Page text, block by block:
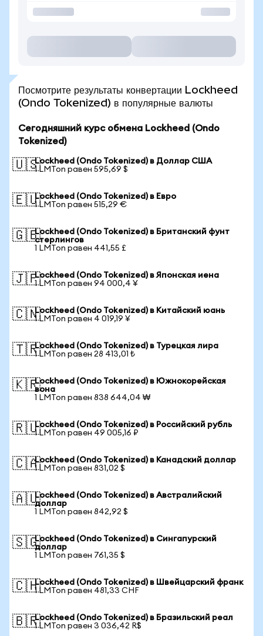
Посмотрите результаты конвертации Lockheed
(Ondo Tokenized) в популярные валюты
Сегодняшний курс обмена Lockheed (Ondo
Tokenized)
🇺🇸Lockheed (Ondo Tokenized) в Доллар США
1 LMTon равен 595,69 $
🇪🇺Lockheed (Ondo Tokenized) в Евро
1 LMTon равен 515,29 €
🇬🇧Lockheed (Ondo Tokenized) в Британский фунт
стерлингов
1 LMTon равен 441,55 £
🇯🇵Lockheed (Ondo Tokenized) в Японская иена
1 LMTon равен 94 000,4 ¥
🇨🇳Lockheed (Ondo Tokenized) в Китайский юань
1 LMTon равен 4 019,19 ¥
🇹🇷Lockheed (Ondo Tokenized) в Турецкая лира
1 LMTon равен 28 413,01 ₺
🇰🇷Lockheed (Ondo Tokenized) в Южнокорейская
вона
1 LMTon равен 838 644,04 ₩
🇷🇺Lockheed (Ondo Tokenized) в Российский рубль
1 LMTon равен 49 005,16 ₽
🇨🇦Lockheed (Ondo Tokenized) в Канадский доллар
1 LMTon равен 831,02 $
🇦🇺Lockheed (Ondo Tokenized) в Австралийский
доллар
1 LMTon равен 842,92 $
🇸🇬Lockheed (Ondo Tokenized) в Сингапурский
доллар
1 LMTon равен 761,35 $
🇨🇭Lockheed (Ondo Tokenized) в Швейцарский франк
1 LMTon равен 481,33 CHF
🇧🇷Lockheed (Ondo Tokenized) в Бразильский реал
1 LMTon равен 3 036,42 R$